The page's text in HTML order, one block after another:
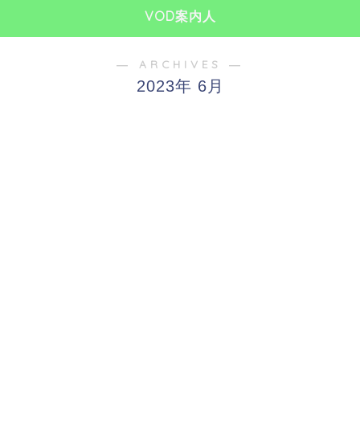
VOD案内人
― ARCHIVES ―
2023年 6月